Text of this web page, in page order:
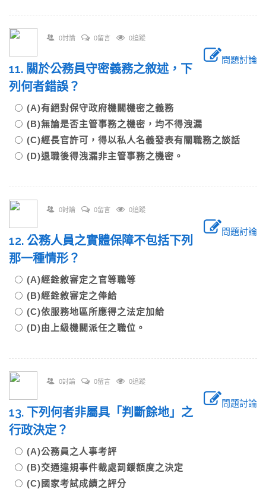
0討論 0留言 0追蹤
問題討論
11. 關於公務員守密義務之敘述，下
列何者錯誤？
(A)有絕對保守政府機關機密之義務
(B)無論是否主管事務之機密，均不得洩漏
(C)經長官許可，得以私人名義發表有關職務之談話
(D)退職後得洩漏非主管事務之機密。
0討論 0留言 0追蹤
問題討論
12. 公務人員之實體保障不包括下列
那一種情形？
(A)經銓敘審定之官等職等
(B)經銓敘審定之俸給
(C)依服務地區所應得之法定加給
(D)由上級機關派任之職位。
0討論 0留言 0追蹤
問題討論
13. 下列何者非屬具「判斷餘地」之
行政決定？
(A)公務員之人事考評
(B)交通違規事件裁處罰鍰額度之決定
(C)國家考試成績之評分